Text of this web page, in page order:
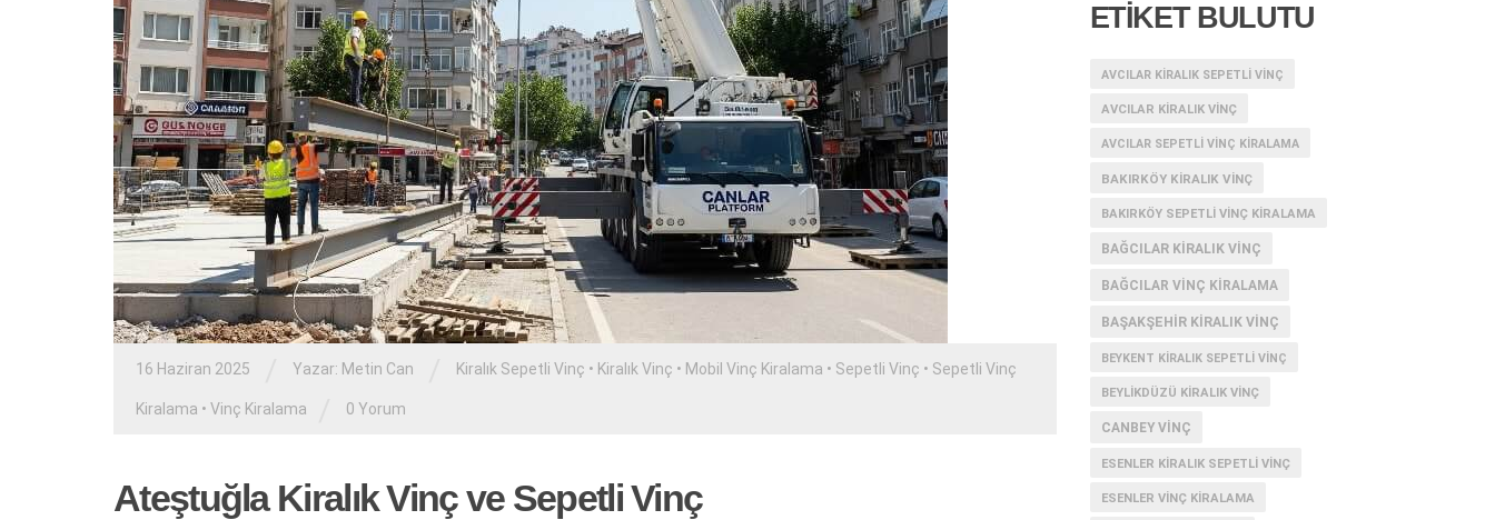
16 Haziran 2025 Yazar: Metin Can Kiralık Sepetli Vinç • Kiralık Vinç • Mobil Vinç Kiralama • Sepetli Vinç • Sepetli Vinç
Kiralama • Vinç Kiralama 0 Yorum
Ateştuğla Kiralık Vinç ve Sepetli Vinç
ETİKET BULUTU
AVCILAR KIRALIK SEPETLI VINÇ
AVCILAR KIRALIK VINÇ
AVCILAR SEPETLI VINÇ KIRALAMA
BAKIRKÖY KIRALIK VINÇ
BAKIRKÖY SEPETLI VINÇ KIRALAMA
BAĞCILAR KIRALIK VINÇ
BAĞCILAR VINÇ KIRALAMA
BAŞAKŞEHIR KIRALIK VINÇ
BEYKENT KIRALIK SEPETLI VINÇ
BEYLIKDÜZÜ KIRALIK VINÇ
CANBEY VINÇ
ESENLER KIRALIK SEPETLI VINÇ
ESENLER VINÇ KIRALAMA